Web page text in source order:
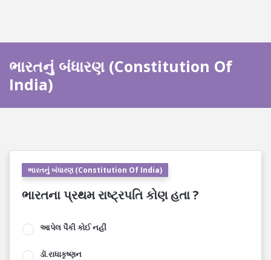
ભારતનું બંધારણ (Constitution Of
India)
ભારતનું બંધારણ (Constitution Of India)
ભારતના પ્રથમ રાષ્ટ્રપતિ કોણ હતા ?
આપેલ પૈકી કોઈ નહીં
ડૉ.રાધાકૃષ્ણન